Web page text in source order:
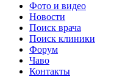
Фото и видео
Новости
Поиск врача
Поиск клиники
Форум
Чаво
Контакты